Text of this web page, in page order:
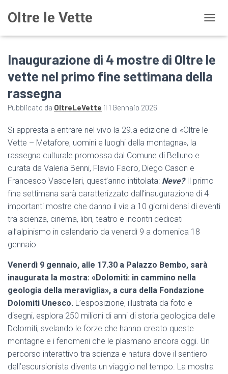
Oltre le Vette
Inaugurazione di 4 mostre di Oltre le
vette nel primo fine settimana della
rassegna
Pubblicato da OltreLeVette il 1 Gennaio 2026
Si appresta a entrare nel vivo la 29.a edizione di «Oltre le
Vette – Metafore, uomini e luoghi della montagna», la
rassegna culturale promossa dal Comune di Belluno e
curata da Valeria Benni, Flavio Faoro, Diego Cason e
Francesco Vascellari, quest’anno intitolata: Neve?Il primo
fine settimana sarà caratterizzato dall’inaugurazione di 4
importanti mostre che danno il via a 10 giorni densi di eventi
tra scienza, cinema, libri, teatro e incontri dedicati
all’alpinismo in calendario da venerdì 9 a domenica 18
gennaio.
Venerdì 9 gennaio, alle 17.30 a Palazzo Bembo, sarà
inaugurata la mostra: «Dolomiti: in cammino nella
geologia della meraviglia», a cura della Fondazione
Dolomiti Unesco. L’esposizione, illustrata da foto e
disegni, esplora 250 milioni di anni di storia geologica delle
Dolomiti, svelando le forze che hanno creato queste
montagne e i fenomeni che le plasmano ancora oggi. Un
percorso interattivo tra scienza e natura dove il sentiero
dell’escursionista diventa un viaggio nel tempo. La mostra